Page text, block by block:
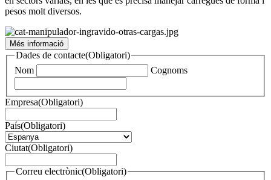
pesos molt diversos.
Més informació
Dades de contacte(Obligatori)
Nom
Cognoms
Empresa(Obligatori)
País(Obligatori)
Ciutat(Obligatori)
Correu electrònic(Obligatori)